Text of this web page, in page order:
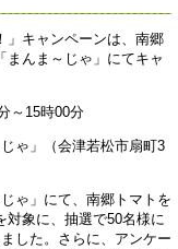
キャンペーンは、南郷
まんま～じゃ」にてキャ
～15時00分
ゃ」（会津若松市扇町3
ゃ」にて、南郷トマトを
対象に、抽選で50名様に
した。さらに、アンケー